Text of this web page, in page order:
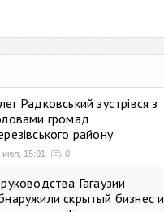
Радковський зустрівся з
громад
району
июл, 15:01 0
Гагаузии
скрытый бизнес и